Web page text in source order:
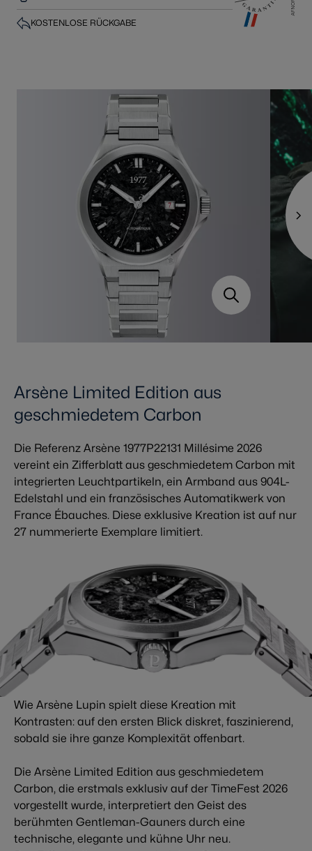
KOSTENLOSE RÜCKGABE
Arsène Limited Edition aus
geschmiedetem Carbon
Die Referenz Arsène 1977P22131 Millésime 2026
vereint ein Zifferblatt aus geschmiedetem Carbon mit
integrierten Leuchtpartikeln, ein Armband aus 904L-
Edelstahl und ein französisches Automatikwerk von
France Ébauches. Diese exklusive Kreation ist auf nur
27 nummerierte Exemplare limitiert.
Wie Arsène Lupin spielt diese Kreation mit
Kontrasten: auf den ersten Blick diskret, faszinierend,
sobald sie ihre ganze Komplexität offenbart.
Die Arsène Limited Edition aus geschmiedetem
Carbon, die erstmals exklusiv auf der TimeFest 2026
vorgestellt wurde, interpretiert den Geist des
berühmten Gentleman-Gauners durch eine
technische, elegante und kühne Uhr neu.